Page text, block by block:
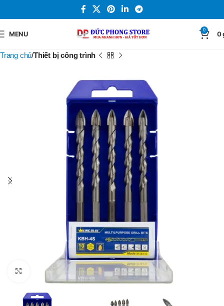
MENU 0 0
Trang chủ Thiết bị công trình
Click to enlarge